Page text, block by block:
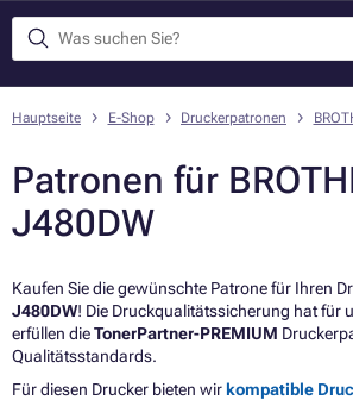
Hauptseite E-Shop Druckerpatronen
Patronen für
J480DW
Kaufen Sie die gewünschte Patrone für Ihren
J480DW! Die Druckqualitätssicherung hat für
erfüllen dieTonerPartner-PREMIUM
Qualitätsstandards.
Für diesen Drucker bieten wir kompatible